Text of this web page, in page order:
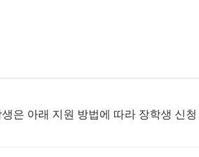
은 아래 지원 방법에 따라 장학생 신